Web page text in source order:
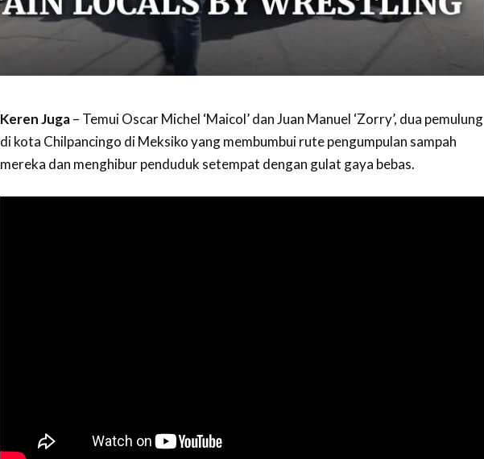
Keren Juga – Temui Oscar Michel ‘Maicol’ dan Juan Manuel ‘Zorry’, dua pemulung
di kota Chilpancingo di Meksiko yang membumbui rute pengumpulan sampah
mereka dan menghibur penduduk setempat dengan gulat gaya bebas.